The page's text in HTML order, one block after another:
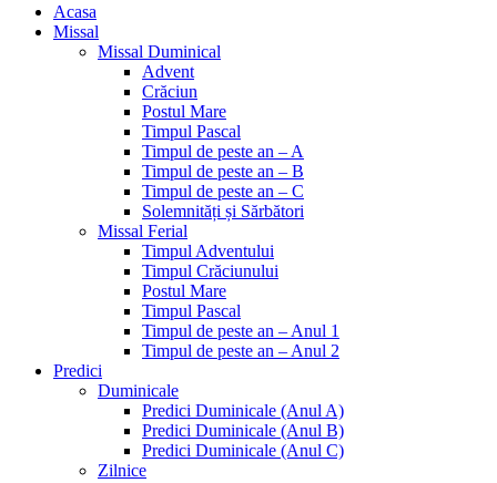
Acasa
Missal
Missal Duminical
Advent
Crăciun
Postul Mare
Timpul Pascal
Timpul de peste an – A
Timpul de peste an – B
Timpul de peste an – C
Solemnități și Sărbători
Missal Ferial
Timpul Adventului
Timpul Crăciunului
Postul Mare
Timpul Pascal
Timpul de peste an – Anul 1
Timpul de peste an – Anul 2
Predici
Duminicale
Predici Duminicale (Anul A)
Predici Duminicale (Anul B)
Predici Duminicale (Anul C)
Zilnice